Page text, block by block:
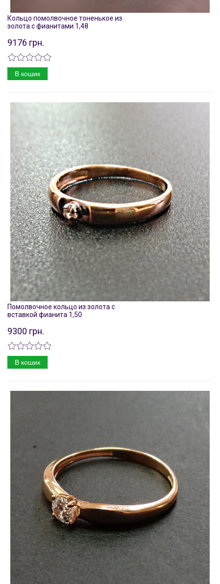
Кольцо помолвочное тоненькое из
золота с фианитами 1,48
9176 грн.
В кошик
Помолвочное кольцо из золота с
вставкой фианита 1,50
9300 грн.
В кошик